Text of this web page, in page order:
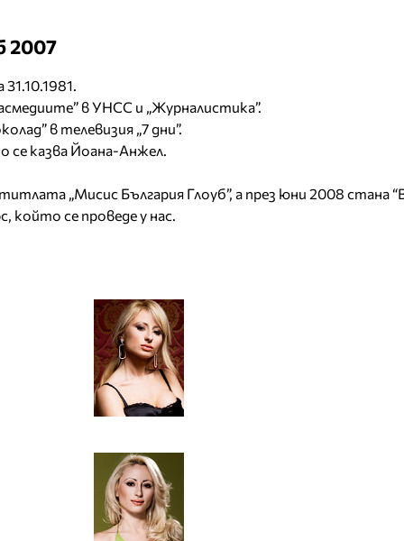
2007
в УНСС и „Журналистика”.
в телевизия „7 дни”.
се казва Йоана-Анжел.
„Мисис България Глоуб”, а през юни 2008 стана
който се проведе у нас.